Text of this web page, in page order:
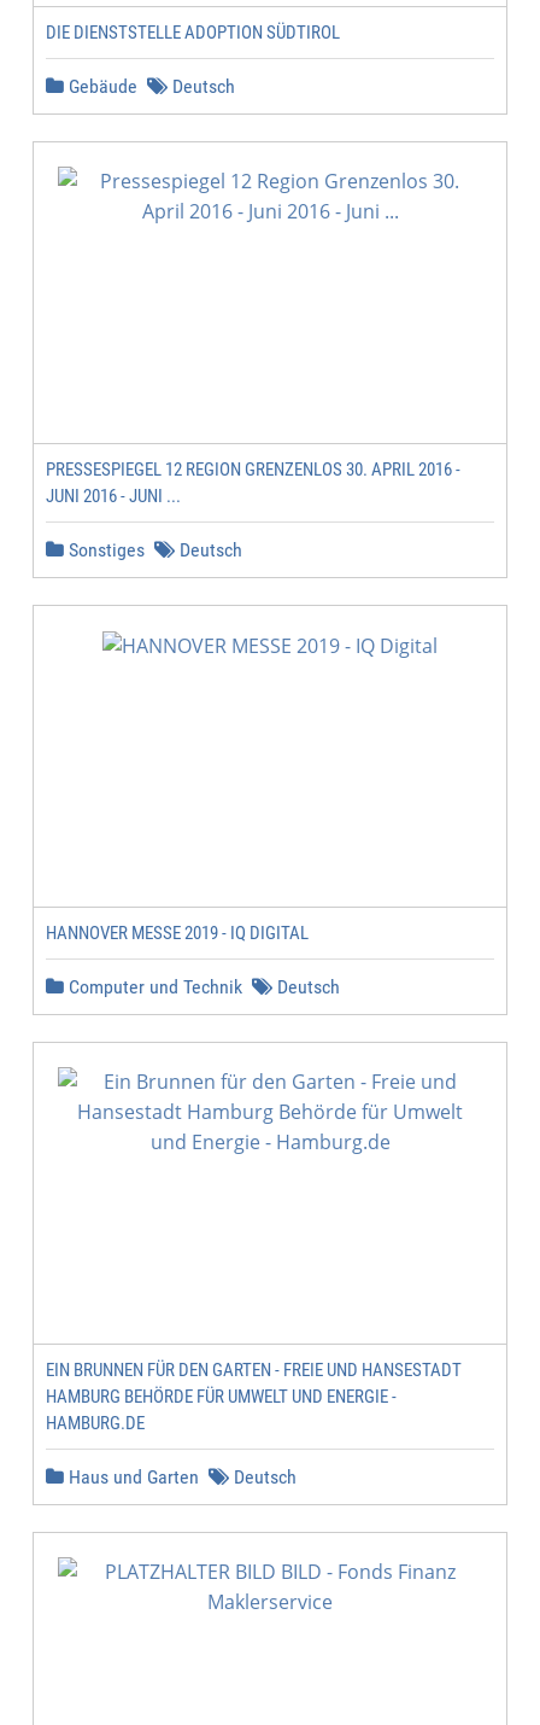
DIE DIENSTSTELLE ADOPTION SÜDTIROL
Gebäude Deutsch
PRESSESPIEGEL 12 REGION GRENZENLOS 30. APRIL 2016 -
JUNI 2016 - JUNI ...
Sonstiges Deutsch
HANNOVER MESSE 2019 - IQ DIGITAL
Computer und Technik Deutsch
EIN BRUNNEN FÜR DEN GARTEN - FREIE UND HANSESTADT
HAMBURG BEHÖRDE FÜR UMWELT UND ENERGIE -
HAMBURG.DE
Haus und Garten Deutsch